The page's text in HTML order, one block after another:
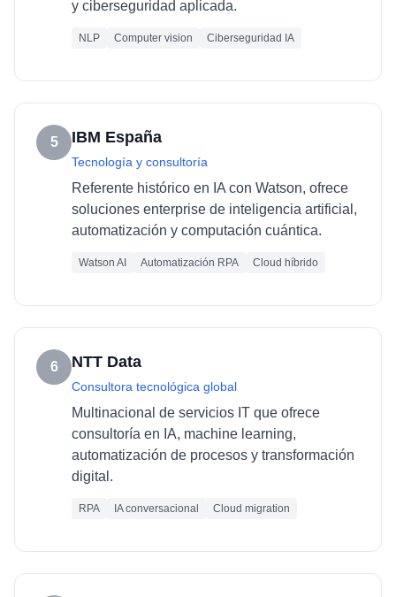
y ciberseguridad aplicada.
NLP Computer vision Ciberseguridad IA
5 IBM España
Tecnología y consultoría
Referente histórico en IA con Watson, ofrece
soluciones enterprise de inteligencia artificial,
automatización y computación cuántica.
Watson AI Automatización RPA Cloud híbrido
6 NTT Data
Consultora tecnológica global
Multinacional de servicios IT que ofrece
consultoría en IA, machine learning,
automatización de procesos y transformación
digital.
RPA IA conversacional Cloud migration